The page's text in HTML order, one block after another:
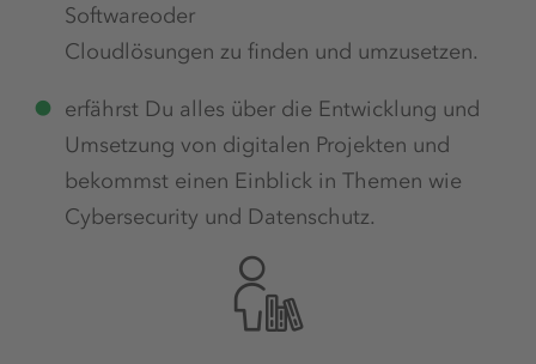
Softwareoder
Cloudlösungen zu finden und umzusetzen.
erfährst Du alles über die Entwicklung und
Umsetzung von digitalen Projekten und
bekommst einen Einblick in Themen wie
Cybersecurity und Datenschutz.